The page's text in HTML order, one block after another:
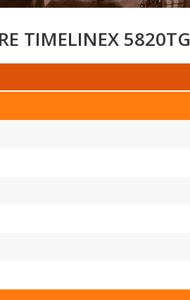
TIMELINEX 5820TG